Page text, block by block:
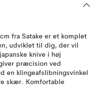
fra Satake er et komplet
udviklet til dig, der vil
knive i høj
præcision ved
en klingeafslibningsvinkel
skær. Komfortable